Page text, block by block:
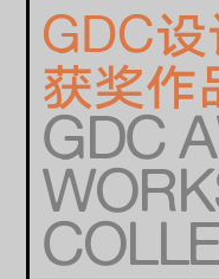
GDC
获奖作
GDC